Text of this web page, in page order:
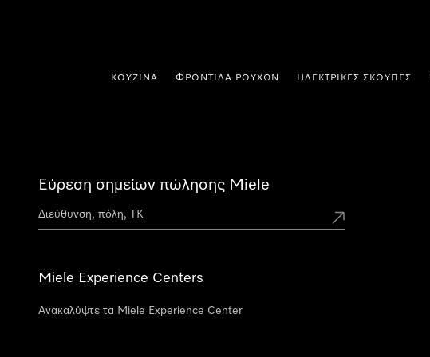
ΚΟΥΖΊΝΑ ΦΡΟΝΤΊΔΑ ΡΟΎΧΩΝ ΗΛΕΚΤΡΙΚΈΣ ΣΚΟΎΠΕΣ
Εύρεση σημείων πώλησης Miele
Miele Experience Centers
Ανακαλύψτε τα Miele Experience Center